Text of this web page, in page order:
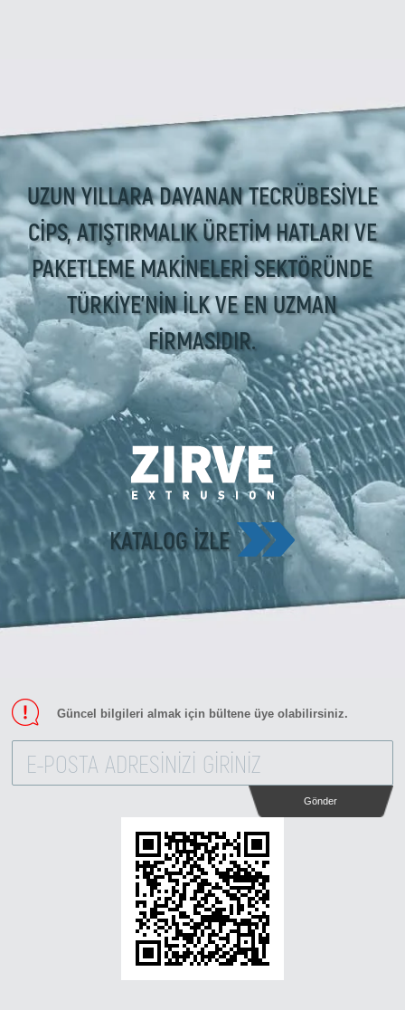
UZUN YILLARA DAYANAN TECRÜBESIYLE
CIPS, ATIŞTIRMALIK ÜRETIM HATLARI VE
PAKETLEME MAKINELERI SEKTÖRÜNDE
TÜRKIYE'NIN İLK VE EN UZMAN
FIRMASIDIR.
KATALOG IZLE
Güncel bilgileri almak için bültene üye olabilirsiniz.
Gönder